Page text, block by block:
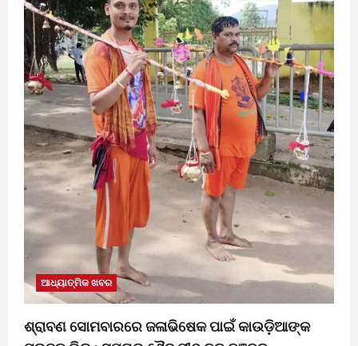
ଆଧ୍ୟାତ୍ମିକ ଖବର
ଶ୍ରାବଣ ସୋମବାରରେ ଜଳାଭିଷେକ ପାଇଁ କାଉଡ଼ିଆଙ୍କ